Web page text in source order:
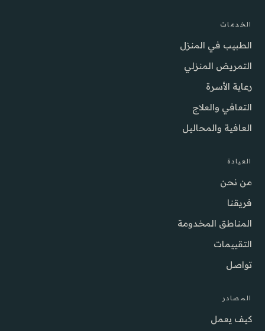
الخدمات
الطبيب في المنزل
التمريض المنزلي
رعاية الأسرة
التعافي والعلاج
العافية والمحاليل
العيادة
من نحن
فريقنا
المناطق المخدومة
التقييمات
تواصل
المصادر
كيف يعمل